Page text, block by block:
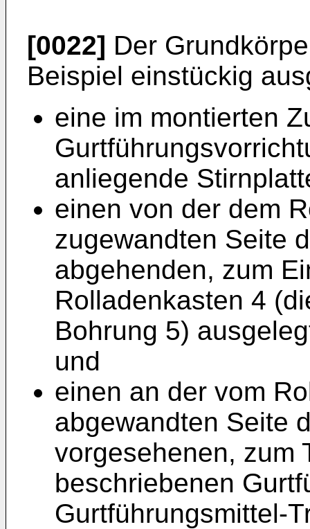
[0022] Der
Beispiel einstückig
eine im montierten
anliegende
einen von der dem
zugewandten Seite
abgehenden, zum
Rolladenkasten 4
Bohrung 5)
und
einen an der vom
abgewandten Seite
vorgesehenen, zum
beschriebenen
Gurtführungsmittel-